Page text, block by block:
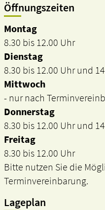
Öffnungszeiten
Montag
8.30 bis 12.00 Uhr
Dienstag
8.30 bis 12.00 Uhr und
Mittwoch
- nur nach
Donnerstag
8.30 bis 12.00 Uhr und
Freitag
8.30 bis 12.00 Uhr
Bitte nutzen Sie die
Terminvereinbarung.
Lageplan